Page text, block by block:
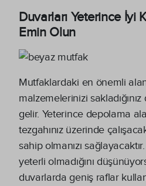
Duvarları Yeterince İyi
Emin Olun
Mutfaklardaki en önemli
malzemelerinizi
gelir. Yeterince depolama
tezgahınız üzerinde
sahip olmanızı
yeterli olmadığını
duvarlarda geniş raflar